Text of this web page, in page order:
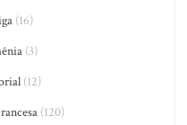
(16)
(3)
(12)
(120)